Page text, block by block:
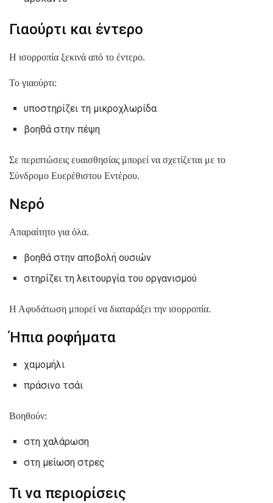
Γιαούρτι και έντερο
Η ισορροπία ξεκινά από το έντερο.
Το γιαούρτι:
υποστηρίζει τη μικροχλωρίδα
βοηθά στην πέψη
Σε περιπτώσεις ευαισθησίας μπορεί να σχετίζεται με το
Σύνδρομο Ευερέθιστου Εντέρου.
Νερό
Απαραίτητο για όλα.
βοηθά στην αποβολή ουσιών
στηρίζει τη λειτουργία του οργανισμού
Η Αφυδάτωση μπορεί να διαταράξει την ισορροπία.
Ήπια ροφήματα
χαμομήλι
πράσινο τσάι
Βοηθούν:
στη χαλάρωση
στη μείωση στρες
Τι να περιορίσεις